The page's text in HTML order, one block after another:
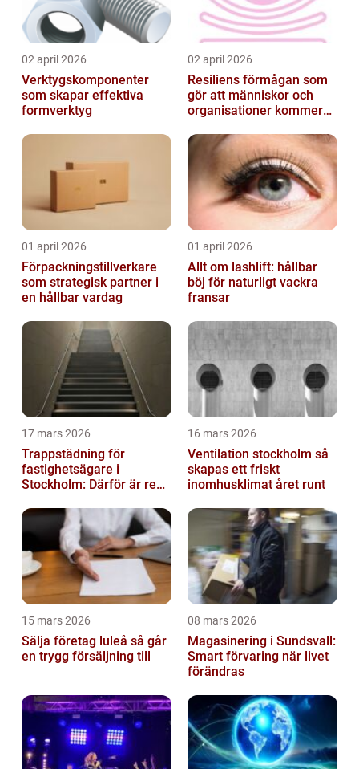
02 april 2026
Verktygskomponenter
som skapar effektiva
formverktyg
02 april 2026
Resiliens förmågan som
gör att människor och
organisationer kommer
01 april 2026
Förpackningstillverkare
som strategisk partner i
en hållbar vardag
01 april 2026
Allt om lashlift: hållbar
böj för naturligt vackra
fransar
17 mars 2026
Trappstädning för
fastighetsägare i
Stockholm: Därför är rena
investering
16 mars 2026
Ventilation stockholm så
skapas ett friskt
inomhusklimat året runt
15 mars 2026
Sälja företag luleå så går
en trygg försäljning till
08 mars 2026
Magasinering i Sundsvall:
Smart förvaring när livet
förändras